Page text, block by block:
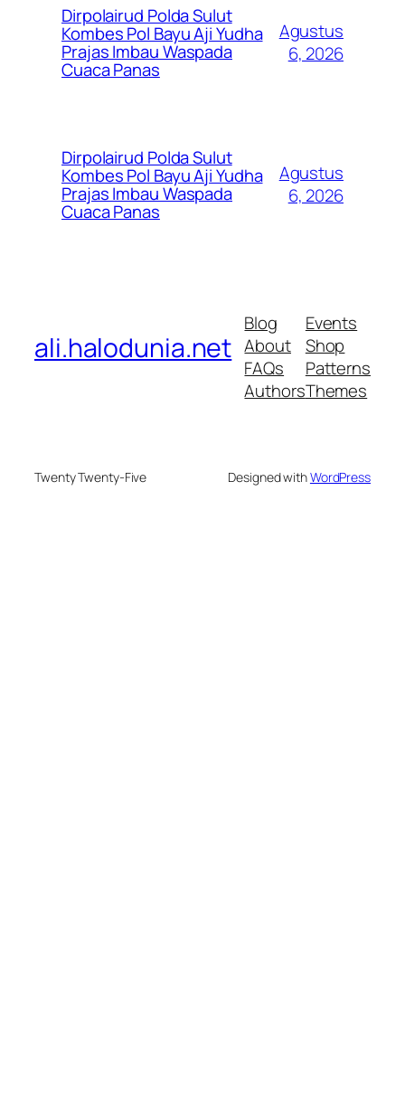
Dirpolairud Polda Sulut
Kombes Pol Bayu Aji Yudha
Prajas Imbau Waspada
Cuaca Panas
Agustus
6, 2026
Dirpolairud Polda Sulut
Kombes Pol Bayu Aji Yudha
Prajas Imbau Waspada
Cuaca Panas
Agustus
6, 2026
ali.halodunia.net
Blog
About
FAQs
Authors
Events
Shop
Patterns
Themes
Twenty Twenty-Five Designed withWordPress